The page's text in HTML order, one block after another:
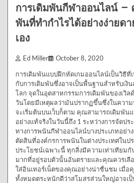
การเดิมพันกีฬาออนไลน์ –
พันที่ทำกำไรได้อย่างง่าย
เอง
Ed Miller October 8, 2020
การเดิมพันแบบฝึกหัดเกมออนไลน์เป็นวิธีที่
กับการเดิมพันซึ่งอาจเป็นพื้นฐานสำหรับเงิ
โลก จุดในอุตสาหกรรมการเดิมพันของเวิ
วันโดยมีเหตุผลว่ามันปรากฏขึ้นซึ่งในควา
จะเริ่มต้นบนเว็บก็ตาม คุณสามารถเดิมพัน
อย่างแท้จริงในวันนี้ถึง 1 ระหว่างการจัดป
ทางการพนันกีฬาออนไลน์บางประเภทอย่
ตัดสินที่องค์กรการพนันในต่างประเทศในป
ประโยชน์เฉพาะนี้ ทุกสิ่งมีความเท่าเทียม
มากที่อยู่รอบตัวนั้นอันตรายและคุณควรเลื
ใส่อินเทอร์เน็ตของคุณอย่างน่าชื่นชม เมื่อ
ทั้งหมดตระหนักดีว่าสโมสรส่วนใหญ่อาจเ